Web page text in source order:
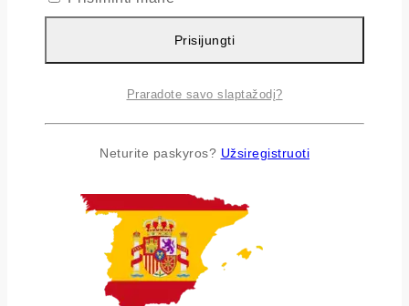
Airija
Prisijungti
Praradote savo slaptažodį?
Neturite paskyros? Užsiregistruoti